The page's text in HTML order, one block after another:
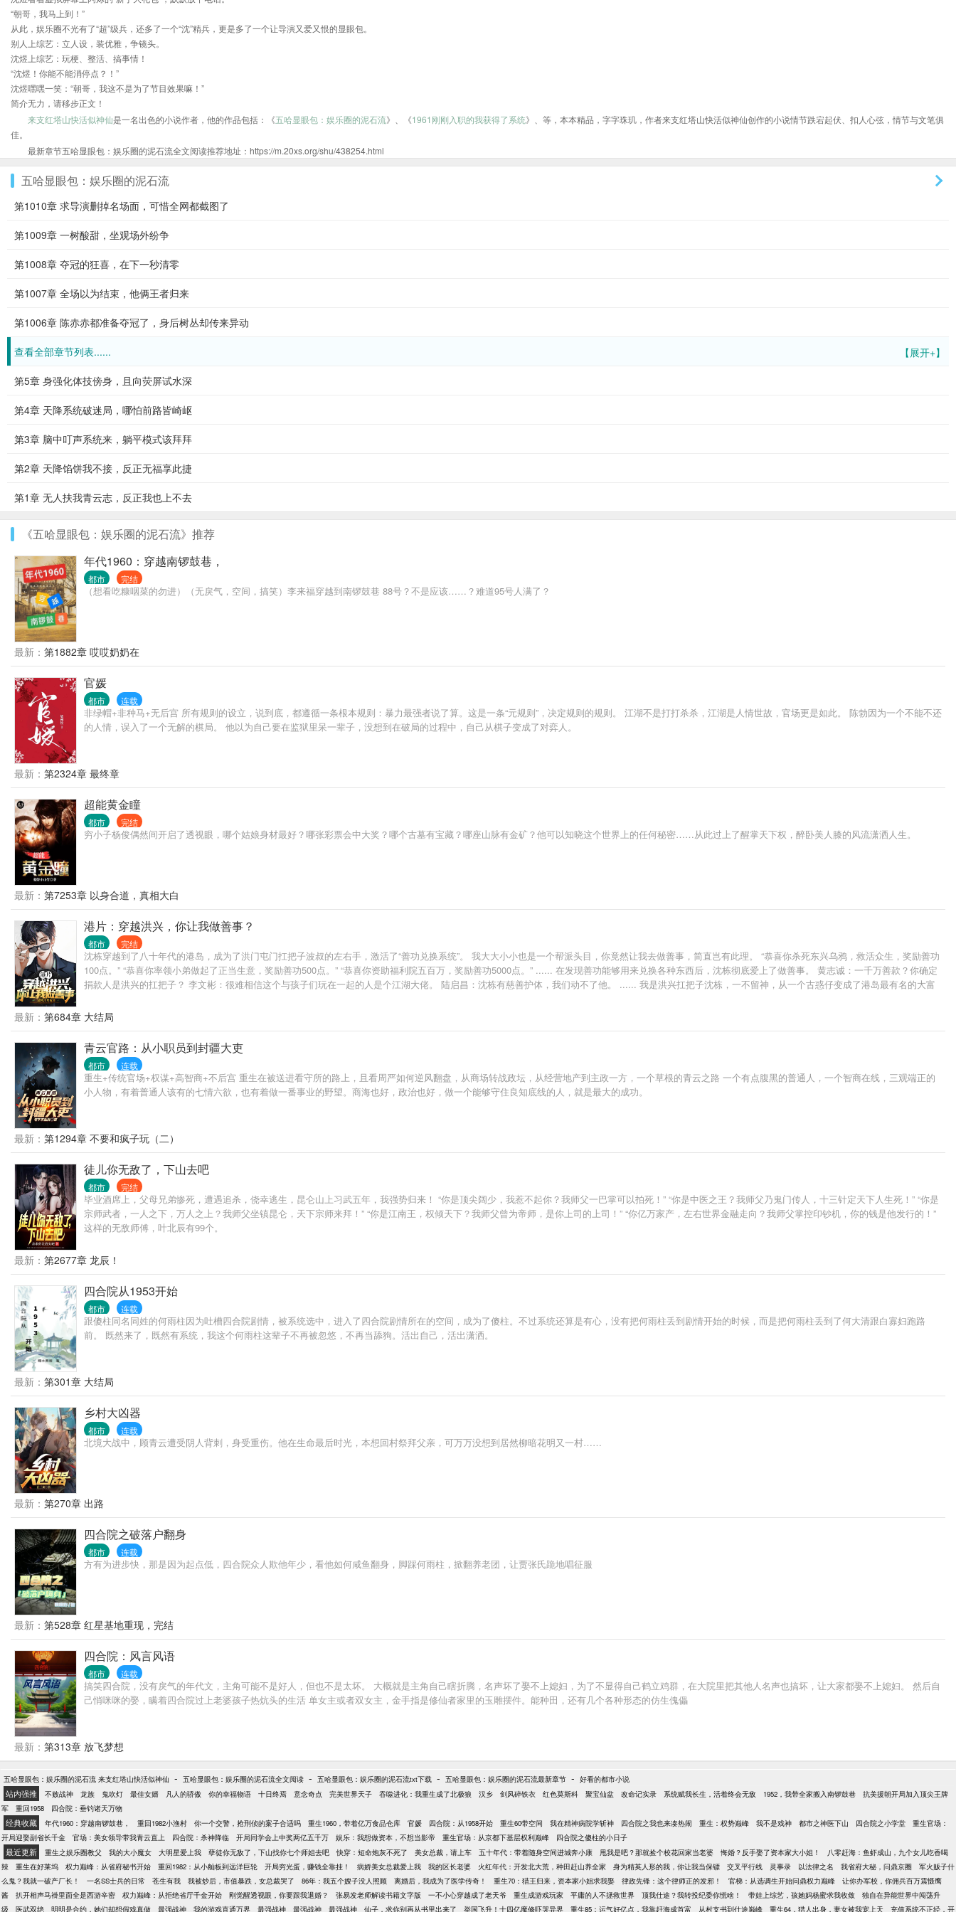
“朝哥，我马上到！”
从此，娱乐圈不光有了“超”级兵，还多了一个“沈”精兵，更是多了一个让导演又爱又恨的显眼包。
别人上综艺：立人设，装优雅，争镜头。
沈煜上综艺：玩梗、整活、搞事情！
“沈煜！你能不能消停点？！”
沈煜嘿嘿一笑：“朝哥，我这不是为了节目效果嘛！”
简介无力，请移步正文！
来支红塔山快活似神仙是一名出色的小说作者，他的作品包括：《五哈显眼包：娱乐圈的泥石流》、《1961刚刚入职的我获得了系统》、等，本本精品，字字珠玑，作者来支红塔山快活似神仙创作的小说情节跌宕起伏、扣人心弦，情节与文笔俱
佳。
最新章节五哈显眼包：娱乐圈的泥石流全文阅读推荐地址：https://m.20xs.org/shu/438254.html
五哈显眼包：娱乐圈的泥石流
第1010章 求导演删掉名场面，可惜全网都截图了
第1009章 一树酸甜，坐观场外纷争
第1008章 夺冠的狂喜，在下一秒清零
第1007章 全场以为结束，他俩王者归来
第1006章 陈赤赤都准备夺冠了，身后树丛却传来异动
【展开+】
查看全部章节列表......
第5章 身强化体技傍身，且向荧屏试水深
第4章 天降系统破迷局，哪怕前路皆崎岖
第3章 脑中叮声系统来，躺平模式该拜拜
第2章 天降馅饼我不接，反正无福享此捷
第1章 无人扶我青云志，反正我也上不去
《五哈显眼包：娱乐圈的泥石流》推荐
年代1960：穿越南锣鼓巷，
都市 完结
（想看吃糠咽菜的勿进）（无戾气，空间，搞笑）李来福穿越到南锣鼓巷 88号？不是应该……？难道95号人满了？
最新： 第1882章 哎哎奶奶在
官媛
都市 连载
非绿帽+非种马+无后宫 所有规则的设立，说到底，都遵循一条根本规则：暴力最强者说了算。这是一条“元规则”，决定规则的规则。 江湖不是打打杀杀，江湖是人情世故，官场更是如此。 陈勃因为一个不能不还
的人情，误入了一个无解的棋局。 他以为自己要在监狱里呆一辈子，没想到在破局的过程中，自己从棋子变成了对弈人。
最新： 第2324章 最终章
超能黄金瞳
都市 完结
穷小子杨俊偶然间开启了透视眼，哪个姑娘身材最好？哪张彩票会中大奖？哪个古墓有宝藏？哪座山脉有金矿？他可以知晓这个世界上的任何秘密……从此过上了醒掌天下权，醉卧美人膝的风流潇洒人生。
最新： 第7253章 以身合道，真相大白
港片：穿越洪兴，你让我做善事？
都市 完结
沈栋穿越到了八十年代的港岛，成为了洪门屯门扛把子波叔的左右手，激活了“善功兑换系统”。 我大大小小也是一个帮派头目，你竟然让我去做善事，简直岂有此理。 “恭喜你杀死东兴乌鸦，救活众生，奖励善功
100点。” “恭喜你率领小弟做起了正当生意，奖励善功500点。” “恭喜你资助福利院五百万，奖励善功5000点。” ...... 在发现善功能够用来兑换各种东西后，沈栋彻底爱上了做善事。 黄志诚：一千万善款？你确定
捐款人是洪兴的扛把子？ 李文彬：很难相信这个与孩子们玩在一起的人是个江湖大佬。 陆启昌：沈栋有慈善护体，我们动不了他。 ...... 我是洪兴扛把子沈栋，一不留神，从一个古惑仔变成了港岛最有名的大富
最新： 第684章 大结局
青云官路：从小职员到封疆大吏
都市 连载
重生+传统官场+权谋+高智商+不后宫 重生在被送进看守所的路上，且看周严如何逆风翻盘，从商场转战政坛，从经营地产到主政一方，一个草根的青云之路 一个有点腹黑的普通人，一个智商在线，三观端正的
小人物，有着普通人该有的七情六欲，也有着做一番事业的野望。商海也好，政治也好，做一个能够守住良知底线的人，就是最大的成功。
最新： 第1294章 不要和疯子玩（二）
徒儿你无敌了，下山去吧
都市 完结
毕业酒席上，父母兄弟惨死，遭遇追杀，侥幸逃生，昆仑山上习武五年，我强势归来！ “你是顶尖阔少，我惹不起你？我师父一巴掌可以拍死！” “你是中医之王？我师父乃鬼门传人，十三针定天下人生死！” “你是
宗师武者，一人之下，万人之上？我师父坐镇昆仑，天下宗师来拜！” “你是江南王，权倾天下？我师父曾为帝师，是你上司的上司！” “你亿万家产，左右世界金融走向？我师父掌控印钞机，你的钱是他发行的！”
这样的无敌师傅，叶北辰有99个。
最新： 第2677章 龙辰！
四合院从1953开始
都市 连载
跟傻柱同名同姓的何雨柱因为吐槽四合院剧情，被系统选中，进入了四合院剧情所在的空间，成为了傻柱。不过系统还算是有心，没有把何雨柱丢到剧情开始的时候，而是把何雨柱丢到了何大清跟白寡妇跑路
前。 既然来了，既然有系统，我这个何雨柱这辈子不再被忽悠，不再当舔狗。活出自己，活出潇洒。
最新： 第301章 大结局
乡村大凶器
都市 连载
北境大战中，顾青云遭受阴人背刺，身受重伤。他在生命最后时光，本想回村祭拜父亲，可万万没想到居然柳暗花明又一村……
最新： 第270章 出路
四合院之破落户翻身
都市 连载
方有为进步快，那是因为起点低，四合院众人欺他年少，看他如何咸鱼翻身，脚踩何雨柱，掀翻养老团，让贾张氏跪地唱征服
最新： 第528章 红星基地重现，完结
四合院：风言风语
都市 连载
搞笑四合院，没有戾气的年代文，主角可能不是好人，但也不是太坏。 大概就是主角自己瞎折腾，名声坏了娶不上媳妇，为了不显得自己鹤立鸡群，在大院里把其他人名声也搞坏，让大家都娶不上媳妇。 然后自
己悄咪咪的娶，瞒着四合院过上老婆孩子热炕头的生活 单女主或者双女主，金手指是修仙者家里的玉雕摆件。能种田，还有几个各种形态的仿生傀儡
最新： 第313章 放飞梦想
五哈显眼包：娱乐圈的泥石流 来支红塔山快活似神仙 - 五哈显眼包：娱乐圈的泥石流全文阅读 - 五哈显眼包：娱乐圈的泥石流txt下载 - 五哈显眼包：娱乐圈的泥石流最新章节 - 好看的都市小说
站内强推 不败战神 龙族 鬼吹灯 最佳女婿 凡人的骄傲 你的幸福物语 十日终焉 意念奇点 完美世界天子 吞噬进化：我重生成了北极狼 汉乡 剑风碎铁衣 红色莫斯科 聚宝仙盆 改命记实录 系统赋我长生，活着终会无敌 1952，我带全家搬入南锣鼓巷
抗美援朝开局加入顶尖王牌
军
重回1958 四合院：垂钓诸天万物
经典收藏 年代1960：穿越南锣鼓巷， 重回1982小渔村 你一个交警，抢刑侦的案子合适吗 重生1960，带着亿万食品仓库 官媛 四合院：从1958开始 重生60带空间 我在精神病院学斩神 四合院之我也来凑热闹 重生：权势巅峰 我不是戏神 都市之神医下山 四合院之小学堂
重生官场：
开局迎娶副省长千金
官场：美女领导带我青云直上 四合院：杀神降临 开局同学会上中奖两亿五千万 娱乐：我想做资本，不想当影帝 重生官场：从京都下基层权利巅峰 四合院之傻柱的小日子
最近更新 重生之娱乐圈教父 我的大小魔女 大明星爱上我 孽徒你无敌了，下山找你七个师姐去吧 快穿：短命炮灰不死了 美女总裁，请上车 五十年代：带着随身空间进城奔小康 甩我是吧？那就捡个校花回家当老婆 悔婚？反手娶了资本家大小姐！
八零赶海：鱼虾成山，九个女儿吃香喝
辣
重生在好莱坞 权力巅峰：从省府秘书开始 重回1982：从小舢板到远洋巨轮 开局穷光蛋，赚钱全靠挂！ 病娇美女总裁爱上我 我的区长老婆 火红年代：开发北大荒，种田赶山养全家 身为精英人形的我，你让我当保镖 交叉平行线 灵事录 以法律之名 我省府大秘，问鼎京圈
军火贩子什
么鬼？我就一破产厂长！
一名SS士兵的日常 苍生有我 我被炒后，市值暴跌，女总裁哭了 86年：我五个嫂子没人照顾 离婚后，我成为了医学传奇！ 重生70：猎王归来，资本家小姐求我娶 律政先锋：这个律师正的发邪！ 官梯：从选调生开始问鼎权力巅峰
让你办军校，你佣兵百万震慑鹰
酱
扒开相声马褂里面全是西游辛密 权力巅峰：从拒绝省厅千金开始 刚觉醒透视眼，你要跟我退婚？ 张易发老师解读书籍文字版 一不小心穿越成了老天爷 重生成游戏玩家 平庸的人不拯救世界 顶我仕途？我转投纪委你慌啥！ 带娃上综艺，孩她妈杨蜜求我收敛
独自在异能世界中闯荡升
级
医武双绝 明明是合约，她们却想假戏真做 最强战神 我的游戏直通万界 最强战神 最强战神 最强战神 仙子，求你别再从书里出来了 举国飞升！十四亿魔修吓哭异界 重生85：运气好亿点，我靠赶海成首富 从村支书到仕途巅峰 重生64，猎人出身，妻女被我宠上天 充值系统不正经，开